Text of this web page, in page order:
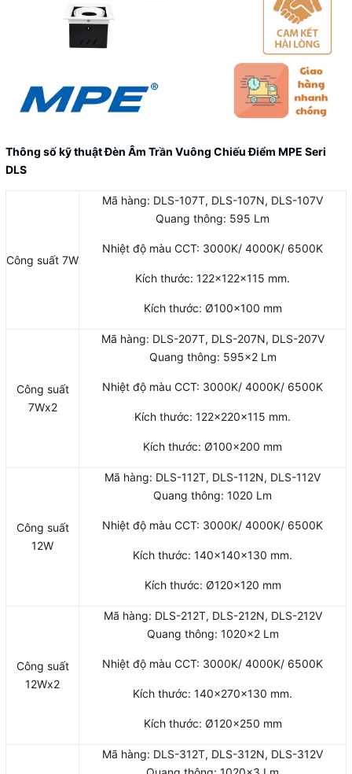
Thông số kỹ thuật Đèn Âm Trần Vuông Chiếu Điểm MPE Seri
DLS
Công suất 7W
Mã hàng: DLS-107T, DLS-107N, DLS-107V
Quang thông: 595 Lm
Nhiệt độ màu CCT: 3000K/ 4000K/ 6500K
Kích thước: 122x122x115 mm.
Kích thước: Ø100×100 mm
Công suất
7Wx2
Mã hàng: DLS-207T, DLS-207N, DLS-207V
Quang thông: 595×2 Lm
Nhiệt độ màu CCT: 3000K/ 4000K/ 6500K
Kích thước: 122x220x115 mm.
Kích thước: Ø100×200 mm
Công suất
12W
Mã hàng: DLS-112T, DLS-112N, DLS-112V
Quang thông: 1020 Lm
Nhiệt độ màu CCT: 3000K/ 4000K/ 6500K
Kích thước: 140x140x130 mm.
Kích thước: Ø120×120 mm
Công suất
12Wx2
Mã hàng: DLS-212T, DLS-212N, DLS-212V
Quang thông: 1020×2 Lm
Nhiệt độ màu CCT: 3000K/ 4000K/ 6500K
Kích thước: 140x270x130 mm.
Kích thước: Ø120×250 mm
Mã hàng: DLS-312T, DLS-312N, DLS-312V